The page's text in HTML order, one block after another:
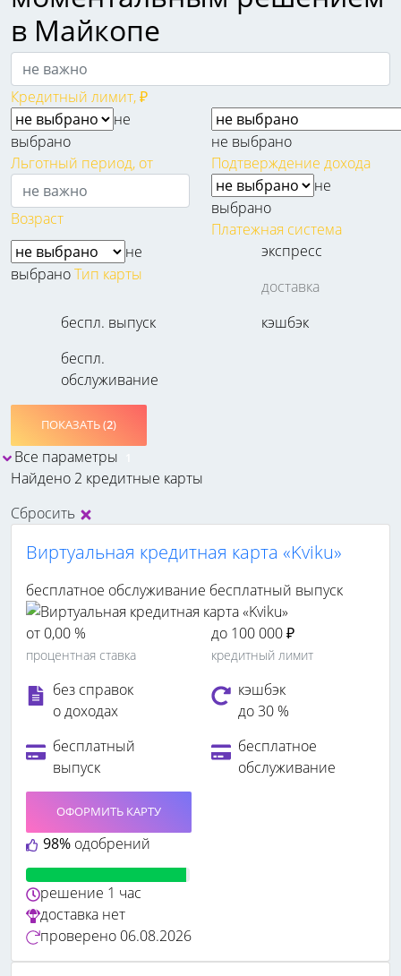
в Майкопе
Кредитный лимит, ₽
не
выбрано
Льготный период, от
не выбрано
Подтверждение дохода
Возраст
не
выбрано
Платежная система
не
выбраноТип карты
экспресс
доставка
беспл. выпуск
беспл.
обслуживание
кэшбэк
ПОКАЗАТЬ (2)
Все параметры
Найдено 2 кредитные карты
Сбросить
Виртуальная кредитная карта «Kviku»
бесплатное обслуживание бесплатный выпуск
от 0,00 %
процентная ставка
до 100 000 ₽
кредитный лимит
без справок
о доходах
кэшбэк
до 30 %
бесплатный
выпуск
бесплатное
обслуживание
98% одобрений
ОФОРМИТЬ КАРТУ
решение 1 час
доставка нет
проверено 06.08.2026